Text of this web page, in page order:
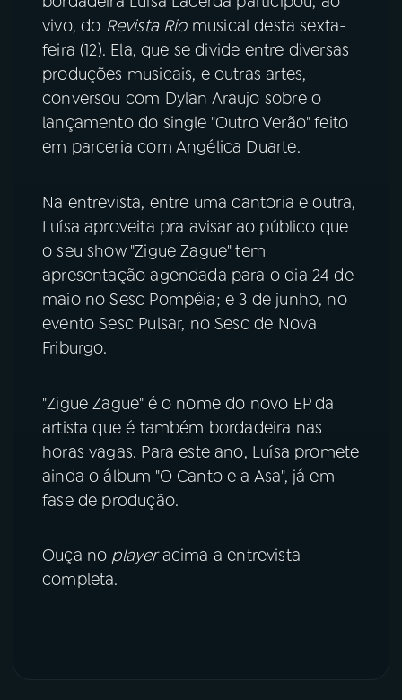
YouTube Facebook
Instagram X
TikTok
vivo, do Revista Rio musical desta sexta-
feira (12). Ela, que se divide entre diversas
produções musicais, e outras artes,
conversou com Dylan Araujo sobre o
lançamento do single "Outro Verão" feito
em parceria com Angélica Duarte.
Na entrevista, entre uma cantoria e outra,
Luísa aproveita pra avisar ao público que
o seu show "Zigue Zague" tem
apresentação agendada para o dia 24 de
maio no Sesc Pompéia; e 3 de junho, no
evento Sesc Pulsar, no Sesc de Nova
Friburgo.
"Zigue Zague" é o nome do novo EP da
artista que é também bordadeira nas
horas vagas. Para este ano, Luísa promete
ainda o álbum "O Canto e a Asa", já em
fase de produção.
Ouça no playeracima a entrevista
completa.